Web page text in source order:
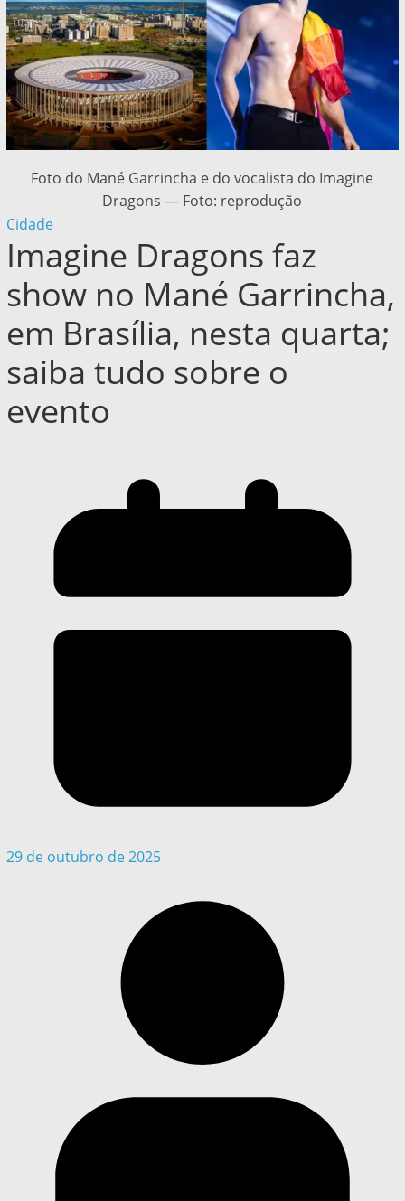
Foto do Mané Garrincha e do vocalista do Imagine
Dragons — Foto: reprodução
Cidade
Imagine Dragons faz
show no Mané Garrincha,
em Brasília, nesta quarta;
saiba tudo sobre o
evento
29 de outubro de 2025